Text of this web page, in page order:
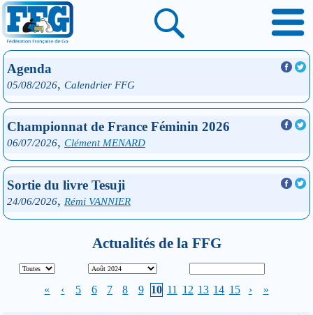
Agenda
05/08/2026, Calendrier FFG
Championnat de France Féminin 2026
06/07/2026, Clément MENARD
Sortie du livre Tesuji
24/06/2026, Rémi VANNIER
Actualités de la FFG
« ‹ 5 6 7 8 9 10 11 12 13 14 15 › »